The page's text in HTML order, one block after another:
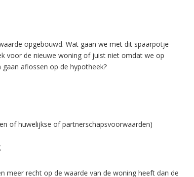
opgebouwd. Wat gaan we met dit spaarpotje
voor de nieuwe woning of juist niet omdat we op
aflossen op de hypotheek?
of huwelijkse of partnerschapsvoorwaarden)
meer recht op de waarde van de woning heeft dan de